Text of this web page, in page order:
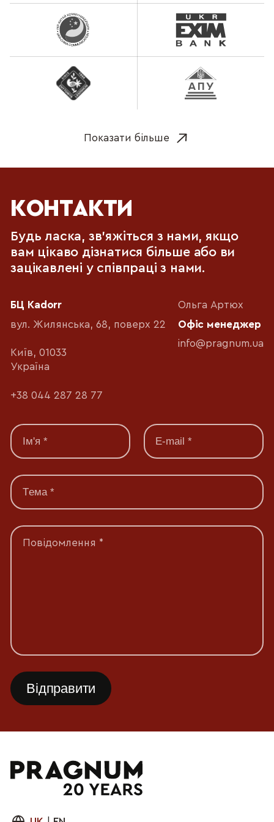
Показати більше
КОНТАКТИ
Будь ласка, зв'яжіться з нами, якщо
вам цікаво дізнатися більше або ви
зацікавлені у співпраці з нами.
БЦ Kadorr
вул. Жилянська, 68, поверх 22
Київ, 01033
Україна
+38 044 287 28 77
Ольга Артюх
Офіс менеджер
info@pragnum.ua
Повідомлення *